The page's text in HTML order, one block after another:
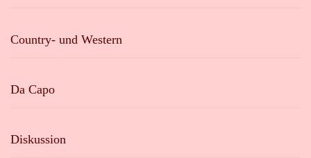
Country- und Western
Da Capo
Diskussion